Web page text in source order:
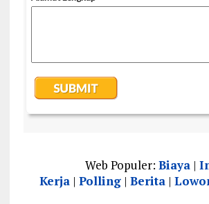
Web Populer:Biaya |
Kerja |Polling |Berita |